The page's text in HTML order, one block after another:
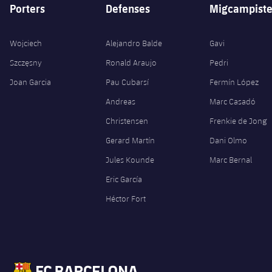
Porters
Wojciech
Szczęsny
Joan Garcia
Defenses
Alejandro Balde
Ronald Araujo
Pau Cubarsí
Andreas
Christensen
Gerard Martín
Jules Kounde
Eric García
Héctor Fort
Gavi
Pedri
Fermín López
Marc Casadó
Frenkie de Jong
Dani Olmo
Marc Bernal